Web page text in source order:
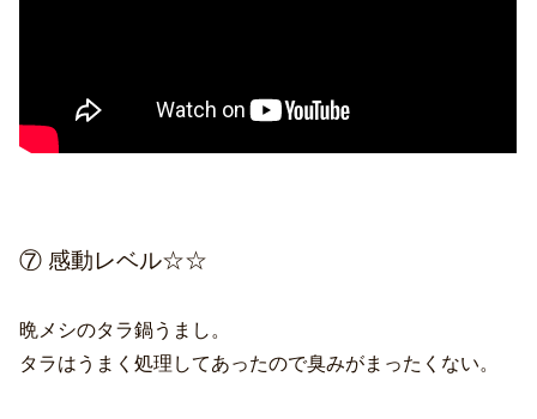
⑦ 感動レベル☆☆
晩メシのタラ鍋うまし。
タラはうまく処理してあったので臭みがまったくない。